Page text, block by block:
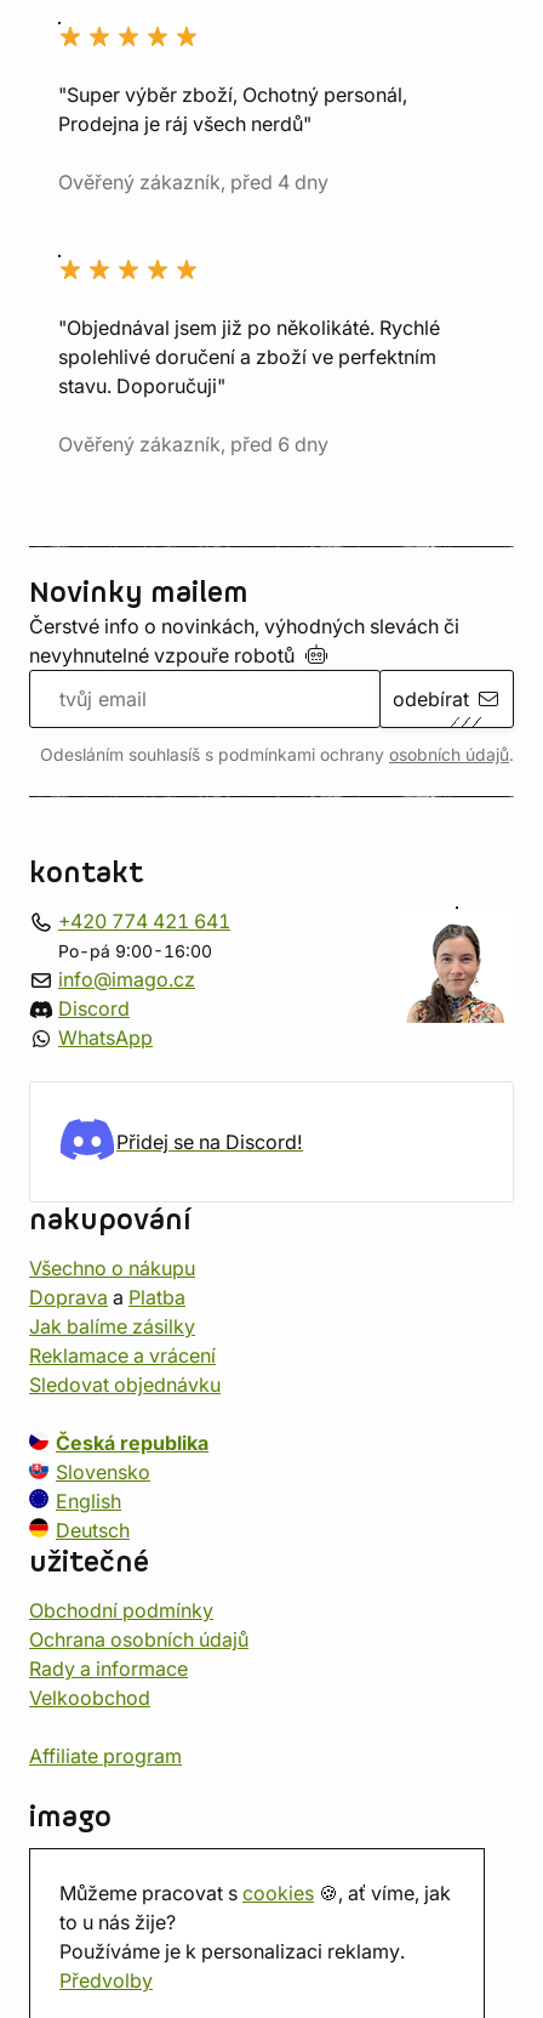
Můžeme pracovat s cookies 🍪, ať víme, jak
to u nás žije?
Používáme je k personalizaci reklamy.
Předvolby
"Super výběr zboží, Ochotný personál,
Prodejna je ráj všech nerdů"
Ověřený zákazník, před 4 dny
"Objednával jsem již po několikáté. Rychlé
spolehlivé doručení a zboží ve perfektním
stavu. Doporučuji"
Ověřený zákazník, před 6 dny
Novinky mailem
Čerstvé info o novinkách, výhodných slevách či
nevyhnutelné vzpouře robotů
odebírat
Odesláním souhlasíš s podmínkami ochrany osobních údajů.
kontakt
+420 774 421 641
Po-pá 9:00-16:00
info@imago.cz
Discord
WhatsApp
Přidej se na Discord!
nakupování
Všechno o nákupu
Doprava a Platba
Jak balíme zásilky
Reklamace a vrácení
Sledovat objednávku
Česká republika
Slovensko
English
Deutsch
užitečné
Obchodní podmínky
Ochrana osobních údajů
Rady a informace
Velkoobchod
Affiliate program
imago
Prodejna
Herna
O nás
Hodnocení obchodu